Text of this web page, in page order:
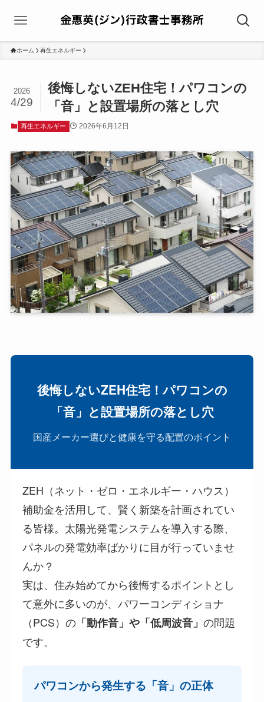
ホーム 再生エネルギー
後悔しないZEH住宅！パワコンの
「音」と設置場所の落とし穴
2026
4/29
再生エネルギー 2026年6月12日
後悔しないZEH住宅！パワコンの
「音」と設置場所の落とし穴
国産メーカー選びと健康を守る配置のポイント
ZEH（ネット・ゼロ・エネルギー・ハウス）
補助金を活用して、賢く新築を計画されてい
る皆様。太陽光発電システムを導入する際、
パネルの発電効率ばかりに目が行っていませ
んか？
実は、住み始めてから後悔するポイントとし
て意外に多いのが、パワーコンディショナ
（PCS）の「動作音」や「低周波音」 の問題
です。
パワコンから発生する「音」の正体